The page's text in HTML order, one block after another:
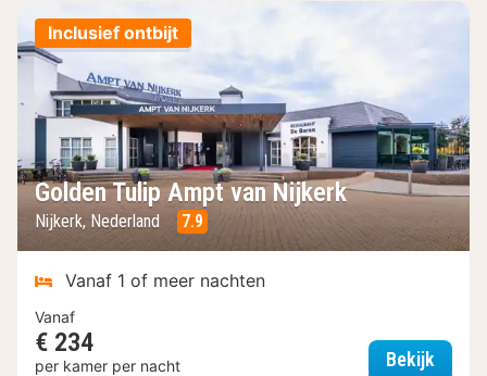
Inclusief ontbijt
Golden Tulip Ampt van Nijkerk
Nijkerk, Nederland 7.9
Vanaf 1 of meer nachten
Vanaf
€ 234
per kamer per nacht Bekijk